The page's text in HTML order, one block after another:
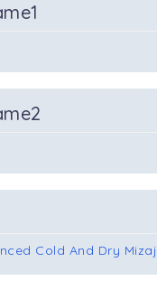
Cold And Dry Mizaj